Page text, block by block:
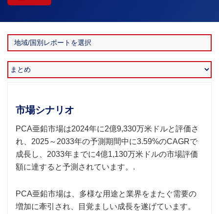
市場シナリオ
PCA亜鉛市場は2024年に2億9,330万米ドルと評価さ
れ、2025～2033年の予測期間中に3.59%のCAGRで
成長し、2033年までに4億1,130万米ドルの市場評価
額に達すると予測されています。.
PCA亜鉛市場は、多様な用途と業界をまたぐ需要の
増加に牽引され、目覚ましい成長を遂げています。